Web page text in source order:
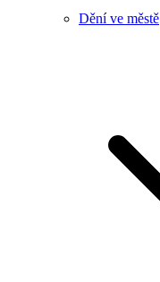
Dění ve městě